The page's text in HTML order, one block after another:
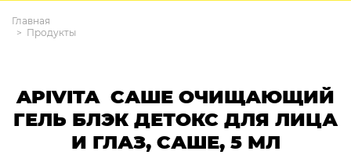
Главная
Продукты
APIVITA САШЕ ОЧИЩАЮЩИЙ
ГЕЛЬ БЛЭК ДЕТОКС ДЛЯ ЛИЦА
И ГЛАЗ, САШЕ, 5 МЛ